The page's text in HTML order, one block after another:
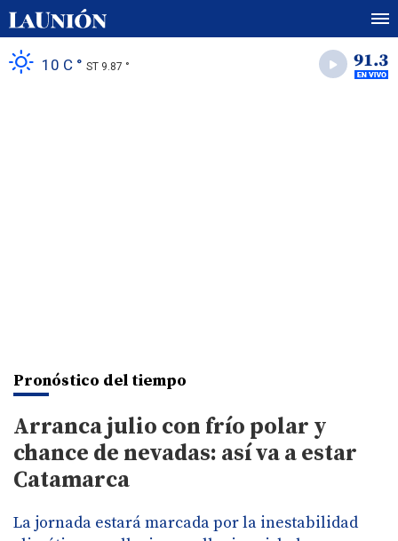
10 C ° ST 9.87 °
Pronóstico del tiempo
Arranca julio con frío polar y
chance de nevadas: así va a estar
Catamarca
La jornada estará marcada por la inestabilidad